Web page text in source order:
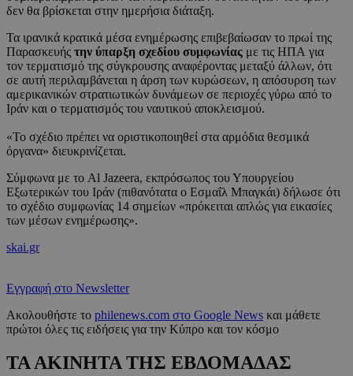
δεν θα βρίσκεται στην ημερήσια διάταξη.
Τα ιρανικά κρατικά μέσα ενημέρωσης επιβεβαίωσαν το πρωί της
Παρασκευής την ύπαρξη σχεδίου συμφωνίας με τις ΗΠΑ για
τον τερματισμό της σύγκρουσης αναφέροντας μεταξύ άλλων, ότι
σε αυτή περιλαμβάνεται η άρση των κυρώσεων, η απόσυρση των
αμερικανικών στρατιωτικών δυνάμεων σε περιοχές γύρω από το
Ιράν και ο τερματισμός του ναυτικού αποκλεισμού.
«Το σχέδιο πρέπει να οριστικοποιηθεί στα αρμόδια θεσμικά
όργανα» διευκρινίζεται.
Σύμφωνα με το Al Jazeera, εκπρόσωπος του Υπουργείου
Εξωτερικών του Ιράν (πιθανότατα ο Εσμαΐλ Μπαγκάι) δήλωσε ότι
το σχέδιο συμφωνίας 14 σημείων «πρόκειται απλώς για εικασίες
των μέσων ενημέρωσης».
skai.gr
Εγγραφή στο Newsletter
Ακολουθήστε το philenews.com στο Google News και μάθετε
πρώτοι όλες τις ειδήσεις για την Κύπρο και τον κόσμο
ΤΑ ΑΚΙΝΗΤΑ ΤΗΣ ΕΒΔΟΜΑΔΑΣ